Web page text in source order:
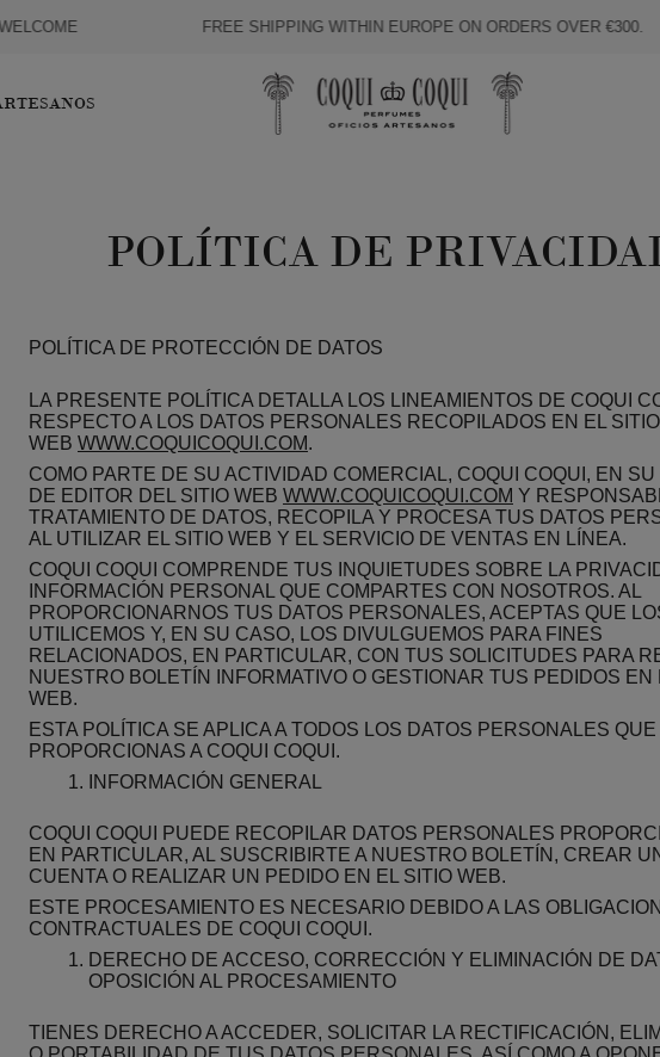
FREE SHIPPING WITHIN EUROPE ON ORDERS OVER €300.
POLÍTICA DE
POLÍTICA DE PROTECCIÓN DE DATOS
LA PRESENTE POLÍTICA DETALLA LOS LINEAMIENTOS DE COQUI
RESPECTO A LOS DATOS PERSONALES RECOPILADOS EN EL SITIO
WEB WWW.COQUICOQUI.COM.
COMO PARTE DE SU ACTIVIDAD COMERCIAL, COQUI COQUI, EN
DE EDITOR DEL SITIO WEB WWW.COQUICOQUI.COM Y
TRATAMIENTO DE DATOS, RECOPILA Y PROCESA TUS DATOS
AL UTILIZAR EL SITIO WEB Y EL SERVICIO DE VENTAS EN LÍNEA.
COQUI COQUI COMPRENDE TUS INQUIETUDES SOBRE LA
INFORMACIÓN PERSONAL QUE COMPARTES CON NOSOTROS. AL
PROPORCIONARNOS TUS DATOS PERSONALES, ACEPTAS QUE
UTILICEMOS Y, EN SU CASO, LOS DIVULGUEMOS PARA FINES
RELACIONADOS, EN PARTICULAR, CON TUS SOLICITUDES PARA
NUESTRO BOLETÍN INFORMATIVO O GESTIONAR TUS PEDIDOS EN
WEB.
ESTA POLÍTICA SE APLICA A TODOS LOS DATOS PERSONALES QUE
PROPORCIONAS A COQUI COQUI.
INFORMACIÓN GENERAL
COQUI COQUI PUEDE RECOPILAR DATOS PERSONALES
EN PARTICULAR, AL SUSCRIBIRTE A NUESTRO BOLETÍN, CREAR
CUENTA O REALIZAR UN PEDIDO EN EL SITIO WEB.
ESTE PROCESAMIENTO ES NECESARIO DEBIDO A LAS
CONTRACTUALES DE COQUI COQUI.
DERECHO DE ACCESO, CORRECCIÓN Y ELIMINACIÓN DE
OPOSICIÓN AL PROCESAMIENTO
TIENES DERECHO A ACCEDER, SOLICITAR LA RECTIFICACIÓN,